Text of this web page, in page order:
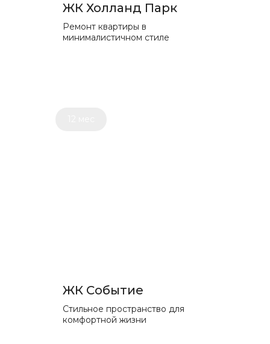
ЖК Холланд Парк
Ремонт квартиры в
минималистичном стиле
ЖК Событие
Стильное пространство для
комфортной жизни